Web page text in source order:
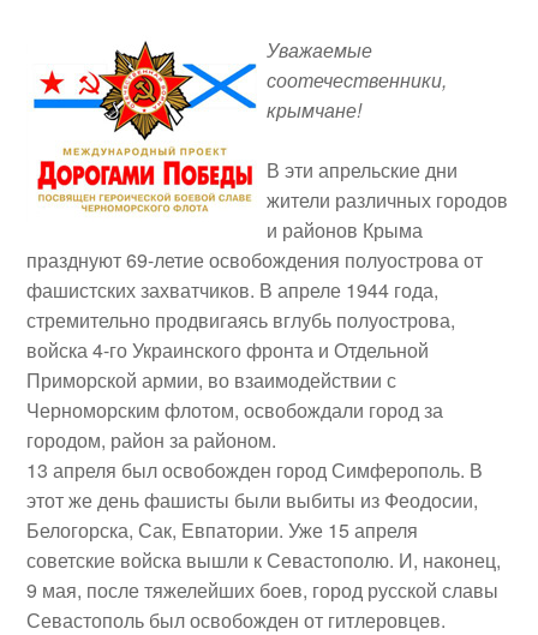
Уважаемые
соотечественники,
крымчане!
В эти апрельские дни
жители различных городов
и районов Крыма
празднуют 69-летие освобождения полуострова от
фашистских захватчиков. В апреле 1944 года,
стремительно продвигаясь вглубь полуострова,
войска 4-го Украинского фронта и Отдельной
Приморской армии, во взаимодействии с
Черноморским флотом, освобождали город за
городом, район за районом.
13 апреля был освобожден город Симферополь. В
этот же день фашисты были выбиты из Феодосии,
Белогорска, Сак, Евпатории. Уже 15 апреля
советские войска вышли к Севастополю. И, наконец,
9 мая, после тяжелейших боев, город русской славы
Севастополь был освобожден от гитлеровцев.